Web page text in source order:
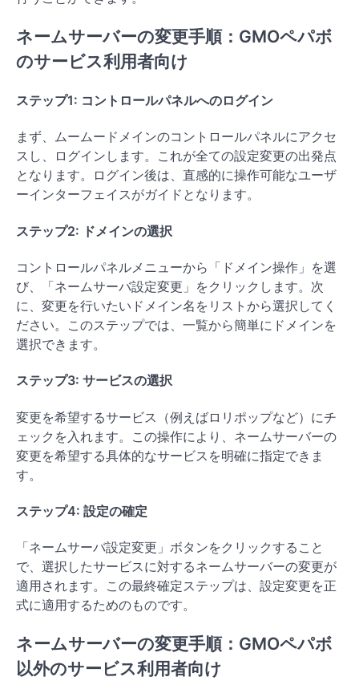
ネームサーバーの変更手順：GMOペパボ
のサービス利用者向け
ステップ1: コントロールパネルへのログイン
まず、ムームードメインのコントロールパネルにアクセ
スし、ログインします。これが全ての設定変更の出発点
となります。ログイン後は、直感的に操作可能なユーザ
ーインターフェイスがガイドとなります。
ステップ2: ドメインの選択
コントロールパネルメニューから「ドメイン操作」を選
び、「ネームサーバ設定変更」をクリックします。次
に、変更を行いたいドメイン名をリストから選択してく
ださい。このステップでは、一覧から簡単にドメインを
選択できます。
ステップ3: サービスの選択
変更を希望するサービス（例えばロリポップなど）にチ
ェックを入れます。この操作により、ネームサーバーの
変更を希望する具体的なサービスを明確に指定できま
す。
ステップ4: 設定の確定
「ネームサーバ設定変更」ボタンをクリックすること
で、選択したサービスに対するネームサーバーの変更が
適用されます。この最終確定ステップは、設定変更を正
式に適用するためのものです。
ネームサーバーの変更手順：GMOペパボ
以外のサービス利用者向け